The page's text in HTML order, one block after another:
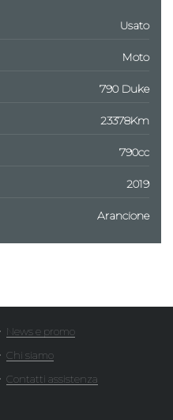
Usato
Moto
790 Duke
23378Km
790cc
2019
Arancione
News e promo
Chi siamo
Contatti assistenza